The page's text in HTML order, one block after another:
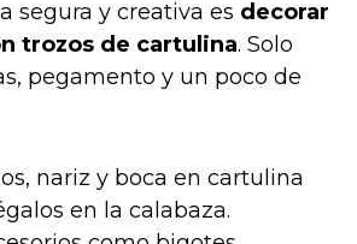
segura y creativa es decorar
trozos de cartulina. Solo
pegamento y un poco de
nariz y boca en cartulina
en la calabaza.